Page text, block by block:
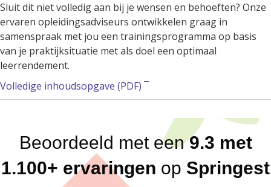
Sluit dit niet volledig aan bij je wensen en behoeften? Onze
ervaren opleidingsadviseurs ontwikkelen graag in
samenspraak met jou een trainingsprogramma op basis
van je praktijksituatie met als doel een optimaal
leerrendement.
Volledige inhoudsopgave (PDF) ¯
Beoordeeld met een9.3 met
1.100+ ervaringen op Springest